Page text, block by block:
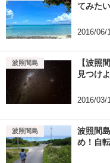
てみた
2016/06/
【波照
見つけ
2016/03/
波照間島
波照間
め！自
波照間島